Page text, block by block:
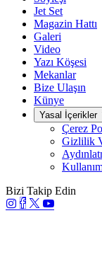
Jet Set
Magazin Hattı
Galeri
Video
Yazı Köşesi
Mekanlar
Bize Ulaşın
Künye
Yasal İçerikler
Çerez
Gizlilik
Bizi Takip Edin